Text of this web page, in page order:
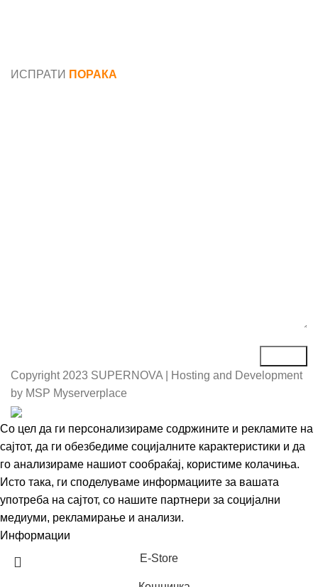
ИСПРАТИ ПОРАКА
Copyright 2023 SUPERNOVA | Hosting and Development
by MSP Myserverplace
Со цел да ги персонализираме содржините и рекламите на
сајтот, да ги обезбедиме социјалните карактеристики и да
го анализираме нашиот сообраќај, користиме колачиња.
Исто така, ги споделуваме информациите за вашата
употреба на сајтот, со нашите партнери за социјални
медиуми, рекламирање и анализи.
Информации
Е-Store